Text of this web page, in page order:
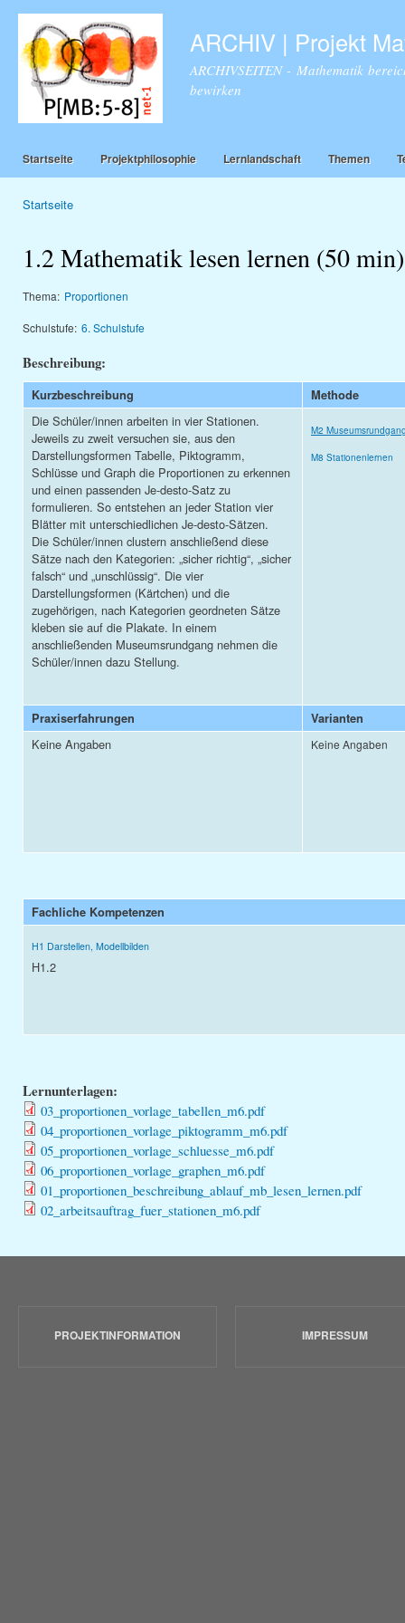
ARCHIV | Projekt
ARCHIVSEITEN - Mathematik
bewirken
Startseite Projektphilosophie Lernlandschaft Themen
Startseite
1.2 Mathematik lesen lernen (50 min)
Thema: Proportionen
Schulstufe: 6. Schulstufe
Beschreibung:
Kurzbeschreibung Methode
Die Schüler/innen arbeiten in vier Stationen.
Jeweils zu zweit versuchen sie, aus den
Darstellungsformen Tabelle, Piktogramm,
Schlüsse und Graph die Proportionen zu erkennen
und einen passenden Je-desto-Satz zu
formulieren. So entstehen an jeder Station vier
Blätter mit unterschiedlichen Je-desto-Sätzen.
Die Schüler/innen clustern anschließend diese
Sätze nach den Kategorien: „sicher richtig“, „sicher
falsch“ und „unschlüssig“. Die vier
Darstellungsformen (Kärtchen) und die
zugehörigen, nach Kategorien geordneten Sätze
kleben sie auf die Plakate. In einem
anschließenden Museumsrundgang nehmen die
Schüler/innen dazu Stellung.
M2
M8 Stationenlernen
Praxiserfahrungen Varianten
Keine Angaben Keine Angaben
Fachliche Kompetenzen
H1 Darstellen, Modellbilden
H1.2
Lernunterlagen:
03_proportionen_vorlage_tabellen_m6.pdf
04_proportionen_vorlage_piktogramm_m6.pdf
05_proportionen_vorlage_schluesse_m6.pdf
06_proportionen_vorlage_graphen_m6.pdf
01_proportionen_beschreibung_ablauf_mb_lesen_lernen.pdf
02_arbeitsauftrag_fuer_stationen_m6.pdf
PROJEKTINFORMATION IMPRESSUM